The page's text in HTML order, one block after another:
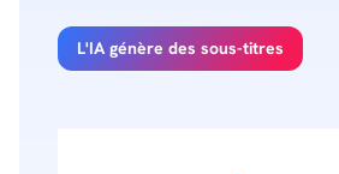
L'IA génère des sous-titres